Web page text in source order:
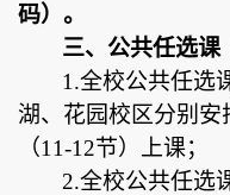
码）。
三、公共任选课
1.全校公共任选
湖、 花园校区分别 安
（11-1 2节）
上课；
2.全校公共任选